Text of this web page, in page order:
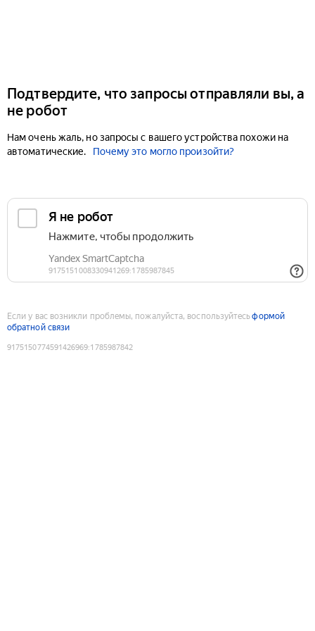
Подтвердите, что запросы отправляли вы, а
не робот
Нам очень жаль, но запросы с вашего устройства похожи на
автоматические.
Почему это могло произойти?
Если у вас возникли проблемы, пожалуйста, воспользуйтесьформой
обратной связи
9175150774591426969:1785987842